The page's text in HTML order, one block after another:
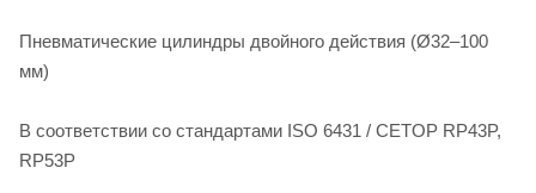
Пневматические цилиндры двойного действия (Ø32–100
мм)
В соответствии со стандартами ISO 6431 / CETOP RP43P,
RP53P